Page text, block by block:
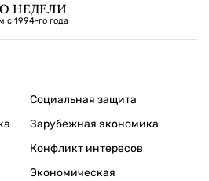
НЕДЕЛИ
с 1994-го года
Социальная защита
Зарубежная экономика
Конфликт интересов
Экономическая